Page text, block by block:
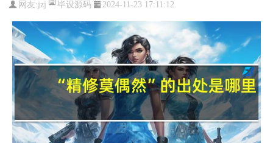
网友:jzj 毕设源码 2024-11-23 17:11:12